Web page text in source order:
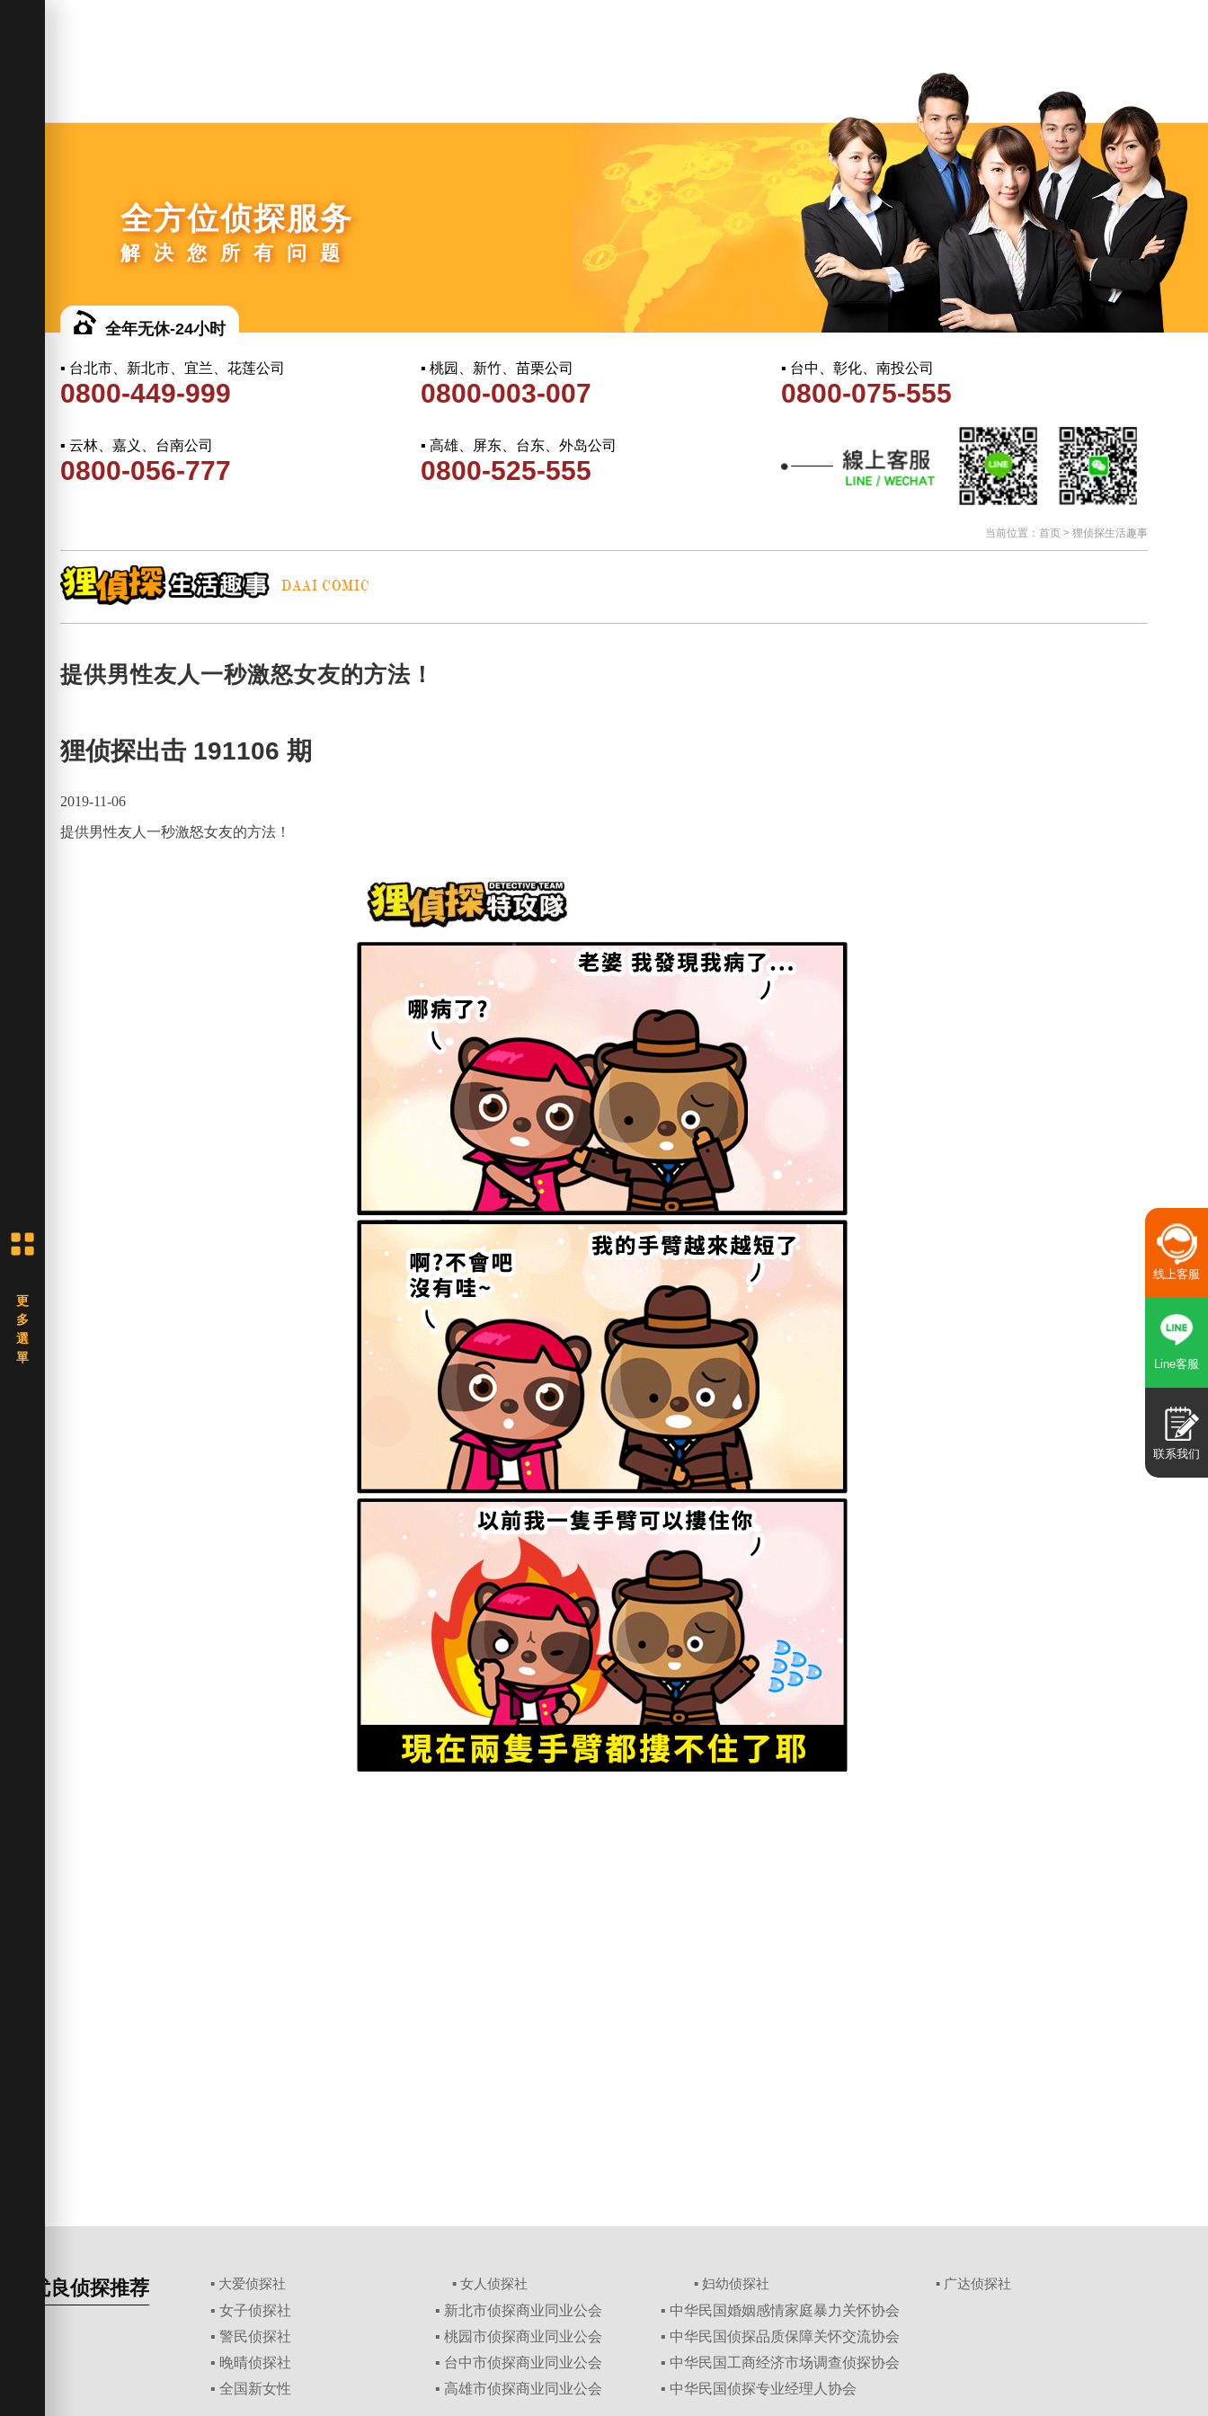
当前位置： 首页> 狸侦探生活趣事
全方位侦探服务
解决您所有问题
全年无休-24小时
▪ 台北市、新北市、宜兰、花莲公司
0800-449-999
▪ 桃园、新竹、苗栗公司
0800-003-007
▪ 台中、彰化、南投公司
0800-075-555
▪ 云林、嘉义、台南公司
0800-056-777
▪ 高雄、屏东、台东、外岛公司
0800-525-555
提供男性友人一秒激怒女友的方法！
狸侦探出击 191106 期
2019-11-06
提供男性友人一秒激怒女友的方法！
优良侦探推荐 ▪ 大爱侦探社 ▪ 女人侦探社 ▪ 妇幼侦探社 ▪ 广达侦探社
▪ 女子侦探社
▪ 警民侦探社
▪ 晚晴侦探社
▪ 全国新女性
▪ 新北市侦探商业同业公会
▪ 桃园市侦探商业同业公会
▪ 台中市侦探商业同业公会
▪ 高雄市侦探商业同业公会
▪ 中华民国婚姻感情家庭暴力关怀协会
▪ 中华民国侦探品质保障关怀交流协会
▪ 中华民国工商经济市场调查侦探协会
▪ 中华民国侦探专业经理人协会
线上客服
Line客服
联系我们